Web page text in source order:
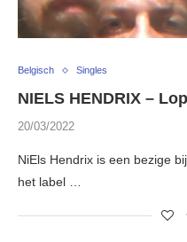
Belgisch Singles
NIELS HENDRIX –
20/03/2022
NiEls Hendrix is een bezige
het label …